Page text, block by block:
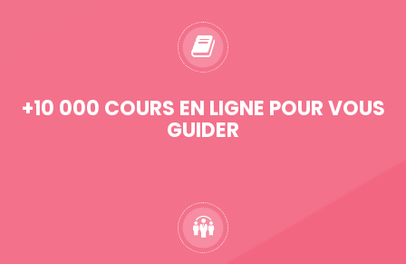
+10 000 COURS EN LIGNE POUR VOUS
GUIDER